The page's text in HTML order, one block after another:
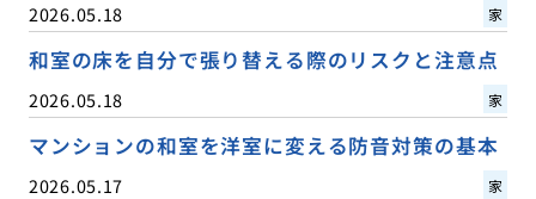
2026.05.18 家
和室の床を自分で張り替える際のリスクと注意点
2026.05.18 家
マンションの和室を洋室に変える防音対策の基本
2026.05.17 家